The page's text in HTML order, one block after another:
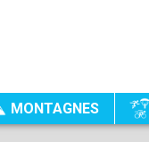
MONTAGNES